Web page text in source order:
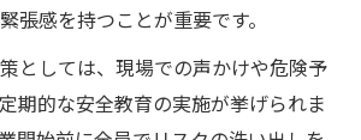
張感を持つことが重要です。
としては、現場での声かけや危険予
期的な安全教育の実施が挙げられま